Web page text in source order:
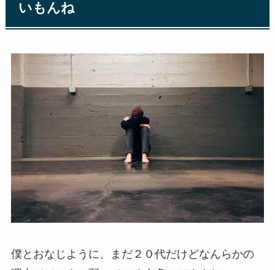
いもんね
僕とおなじように、まだ２０代だけどなんらかの